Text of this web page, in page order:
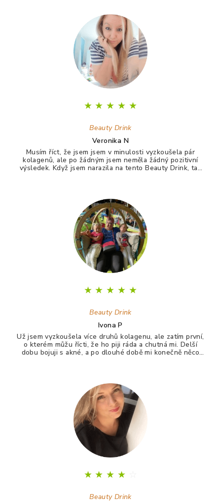
★ ★ ★ ★ ★
Beauty Drink
Veronika N
Musím říct, že jsem jsem v minulosti vyzkoušela pár
kolagenů, ale po žádným jsem neměla žádný pozitivní
výsledek. Když jsem narazila na tento Beauty Drink, tak
★ ★ ★ ★ ★
Beauty Drink
Ivona P
Už jsem vyzkoušela více druhů kolagenu, ale zatím první,
o kterém můžu řícti, že ho piji ráda a chutná mi. Delší
dobu bojuji s akné, a po dlouhé době mi konečně něco
★ ★ ★ ★
Beauty Drink